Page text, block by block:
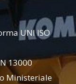
UNI ISO
13000
Ministeriale